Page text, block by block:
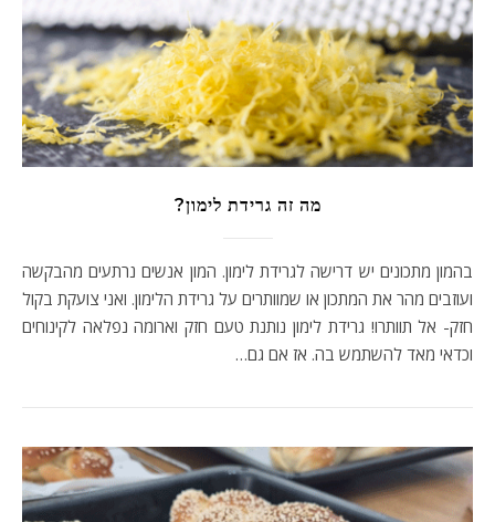
מה זה גרידת לימון?
בהמון מתכונים יש דרישה לגרידת לימון. המון אנשים נרתעים מהבקשה
ועוזבים מהר את המתכון או שמוותרים על גרידת הלימון. ואני צועקת בקול
חזק- אל תוותרו! גרידת לימון נותנת טעם חזק וארומה נפלאה לקינוחים
וכדאי מאד להשתמש בה. אז אם גם…